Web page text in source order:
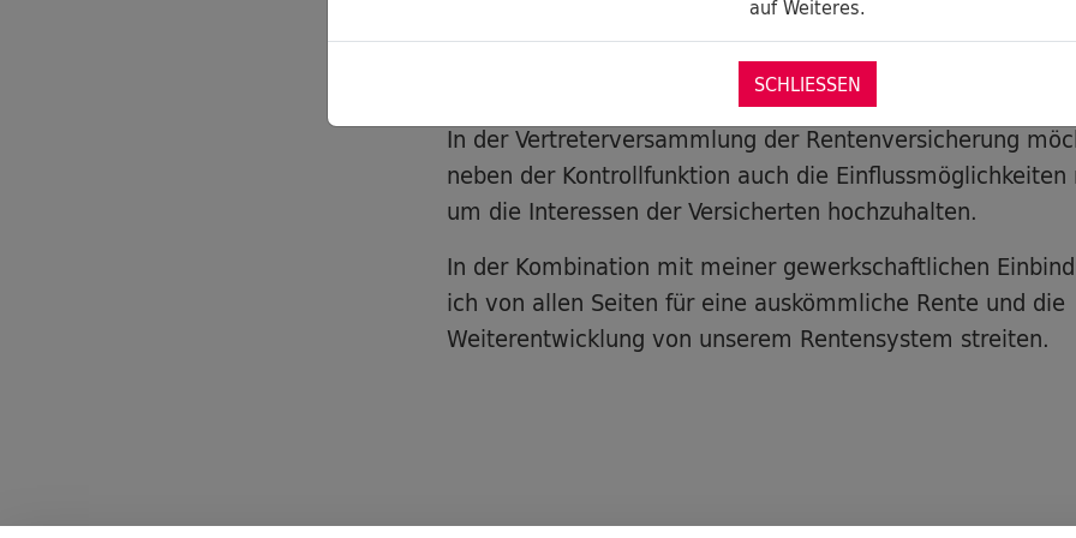
ehrenamtlicher Versichertenberater zu werden und nutze
jede Gelegenheit um über das Thema zu informieren.
diskutiere ich gerne über Änderungsvorstellungen.
In der Vertreterversammlung der Rentenversicherung
neben der Kontrollfunktion auch die Einflussmöglichkeiten
um die Interessen der Versicherten hochzuhalten.
In der Kombination mit meiner gewerkschaftlichen
ich von allen Seiten für eine auskömmliche Rente und die
Weiterentwicklung von unserem Rentensystem streiten.
auf Weiteres.
SCHLIESSEN